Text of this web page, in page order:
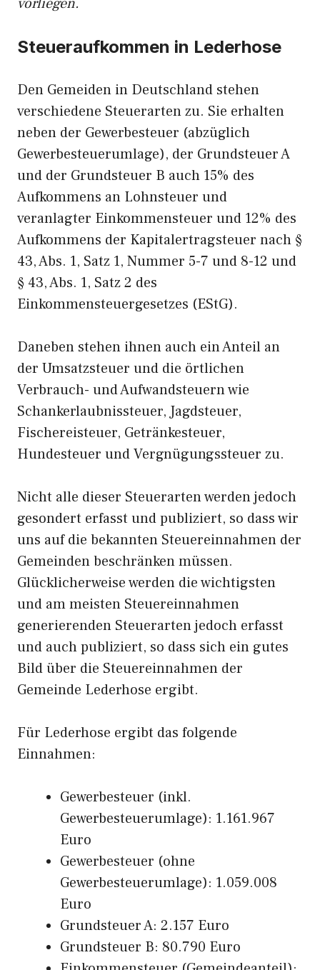
Steueraufkommen in Lederhose
Den Gemeiden in Deutschland stehen
verschiedene Steuerarten zu. Sie erhalten
neben der Gewerbesteuer (abzüglich
Gewerbesteuerumlage), der Grundsteuer A
und der Grundsteuer B auch 15% des
Aufkommens an Lohnsteuer und
veranlagter Einkommensteuer und 12% des
Aufkommens der Kapitalertragsteuer nach §
43, Abs. 1, Satz 1, Nummer 5-7 und 8-12 und
§ 43, Abs. 1, Satz 2 des
Einkommensteuergesetzes (EStG).
Daneben stehen ihnen auch ein Anteil an
der Umsatzsteuer und die örtlichen
Verbrauch- und Aufwandsteuern wie
Schankerlaubnissteuer, Jagdsteuer,
Fischereisteuer, Getränkesteuer,
Hundesteuer und Vergnügungssteuer zu.
Nicht alle dieser Steuerarten werden jedoch
gesondert erfasst und publiziert, so dass wir
uns auf die bekannten Steuereinnahmen der
Gemeinden beschränken müssen.
Glücklicherweise werden die wichtigsten
und am meisten Steuereinnahmen
generierenden Steuerarten jedoch erfasst
und auch publiziert, so dass sich ein gutes
Bild über die Steuereinnahmen der
Gemeinde Lederhose ergibt.
Für Lederhose ergibt das folgende
Einnahmen:
Gewerbesteuer (inkl.
Gewerbesteuerumlage): 1.161.967
Euro
Gewerbesteuer (ohne
Gewerbesteuerumlage): 1.059.008
Euro
Grundsteuer A: 2.157 Euro
Grundsteuer B: 80.790 Euro